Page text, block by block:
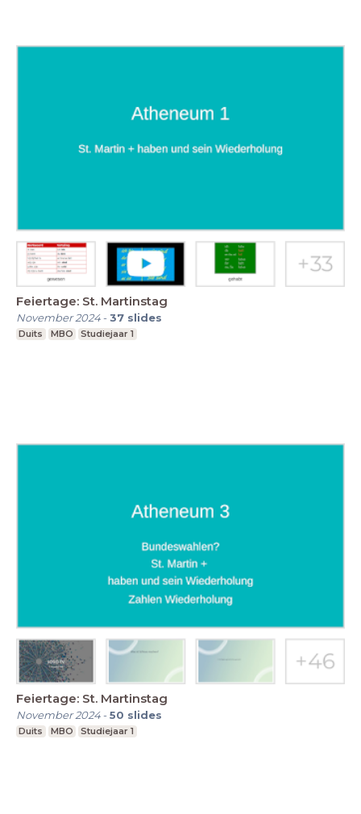
Feiertage: St. Martinstag
November 2024-37 slides
Duits MBO Studiejaar 1
Feiertage: St. Martinstag
November 2024-50 slides
Duits MBO Studiejaar 1